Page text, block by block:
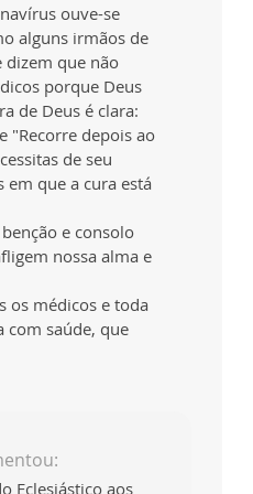
ouve-se
alguns irmãos de
dizem que não
porque Deus
de Deus é clara:
"Recorre depois ao
de seu
em que a cura está
e consolo
nossa alma e
os médicos e toda
com saúde, que
Eclesiástico aos